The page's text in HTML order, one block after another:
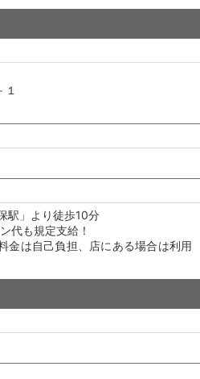
駅」より徒歩10分
代も規定支給！
金は自己負担、店にある場合は利用